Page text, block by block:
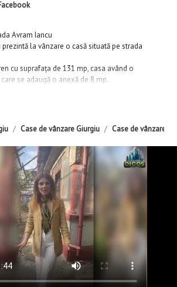
Case de vânzare Giurgiu Case de vânzare
Avram Iancu
la vânzare o casă situată pe strada
cu suprafața de 131 mp, casa având o
se adaugă o anexă de 8 mp.
plus bucătărie formată din 2 încăperi.
de programare.